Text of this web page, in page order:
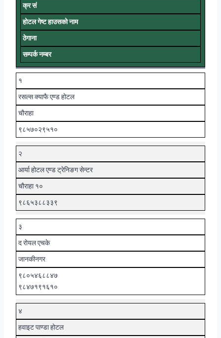
क्र सं
होटल गेष्ट हाउसको नाम
ठेगाना
सम्पर्क नम्बर
१
रसल्स क्याफै एण्ड होटल
चौराहा
९८५७०२९५१०
२
आर्या होटल एण्ड ट्रेनिङग सेन्टर
चौराहा १०
९८६५३८८३३९
३
द रोयल एचके
जानकीनगर
९८०५४६८८४७
९८४७१९१६१०
४
हवाइट पाण्डा होटल